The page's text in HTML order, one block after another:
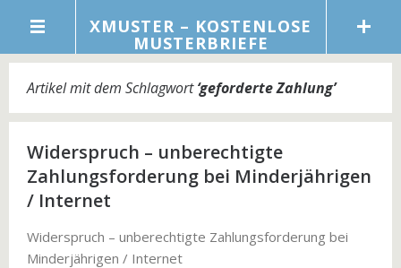
XMUSTER – KOSTENLOSE
MUSTERBRIEFE
Artikel mit dem Schlagwort‘geforderte Zahlung’
Widerspruch – unberechtigte
Zahlungsforderung bei Minderjährigen
/ Internet
Widerspruch – unberechtigte Zahlungsforderung bei
Minderjährigen / Internet